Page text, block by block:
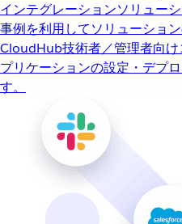
インテグレーションソリュー
事例を利用してソリューション
CloudHub技術者／管理者向
プリケーションの設定・デプ
す。